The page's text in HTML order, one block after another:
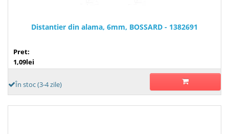
Distantier din alama, 6mm, BOSSARD - 1382691
Pret:
1,09lei
În stoc (3-4 zile)